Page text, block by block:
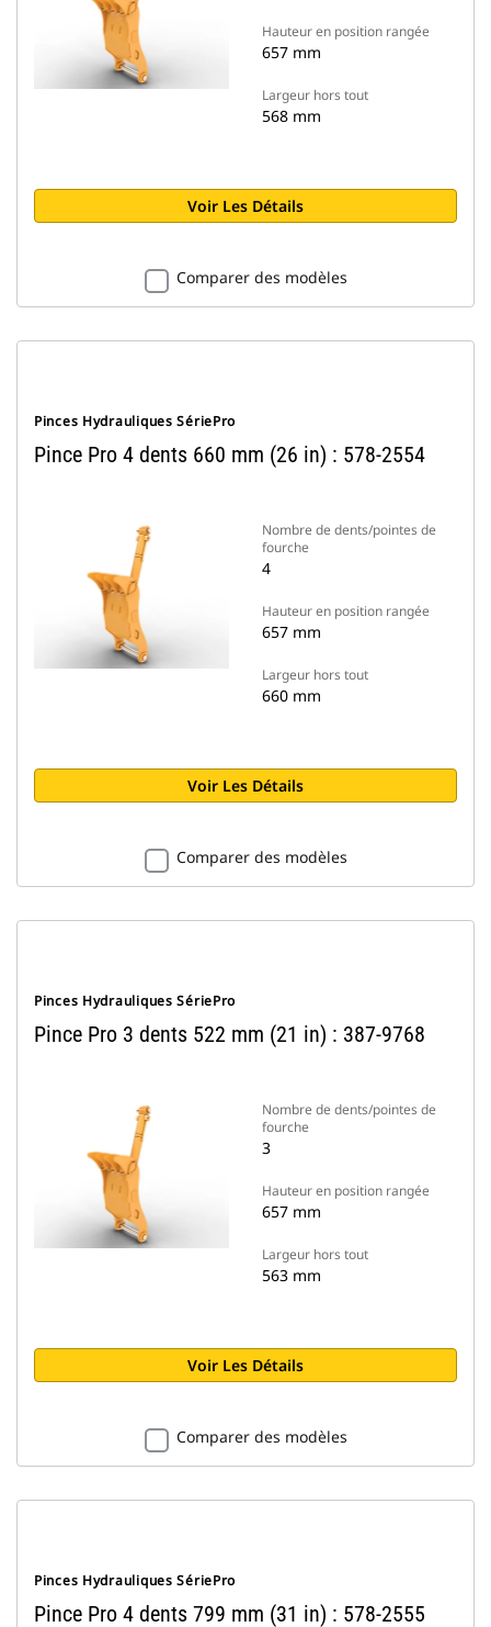
Hauteur en position rangée
657 mm
Largeur hors tout
568 mm
Voir Les Détails
Comparer des modèles
Pinces Hydrauliques SériePro
Pince Pro 4 dents 660 mm (26 in) : 578-2554
Nombre de dents/pointes de
fourche
4
Hauteur en position rangée
657 mm
Largeur hors tout
660 mm
Voir Les Détails
Comparer des modèles
Pinces Hydrauliques SériePro
Pince Pro 3 dents 522 mm (21 in) : 387-9768
Nombre de dents/pointes de
fourche
3
Hauteur en position rangée
657 mm
Largeur hors tout
563 mm
Voir Les Détails
Comparer des modèles
Pinces Hydrauliques SériePro
Pince Pro 4 dents 799 mm (31 in) : 578-2555